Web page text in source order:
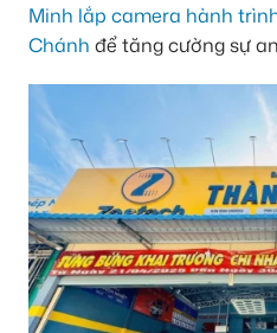
Minh lắp camera hành
Chánh để tăng cường sự